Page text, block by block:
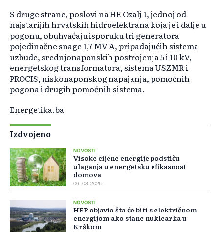
S druge strane, poslovi na HE Ozalj 1, jednoj od
najstarijih hrvatskih hidroelektrana koja je i dalje u
pogonu, obuhvaćaju isporuku tri generatora
pojedinačne snage 1,7 MV A, pripadajućih sistema
uzbude, srednjonaponskih postrojenja 5 i 10 kV,
energetskog transformatora, sistema USZMR i
PROCIS, niskonaponskog napajanja, pomoćnih
pogona i drugih pomoćnih sistema.
Energetika.ba
Izdvojeno
NOVOSTI
Visoke cijene energije podstiču
ulaganja u energetsku efikasnost
domova
06. 08. 2026.
NOVOSTI
HEP objavio šta će biti s električnom
energijom ako stane nuklearka u
Krškom